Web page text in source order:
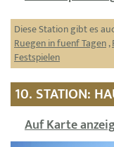
Diese Station gibt es
Ruegen in fuenf Tagen,
Festspielen
10. STATION:
Auf Karte